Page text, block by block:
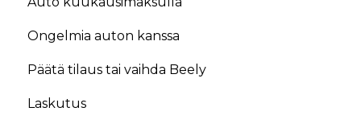
Ongelmia auton kanssa
Päätä tilaus tai vaihda Beely
Laskutus